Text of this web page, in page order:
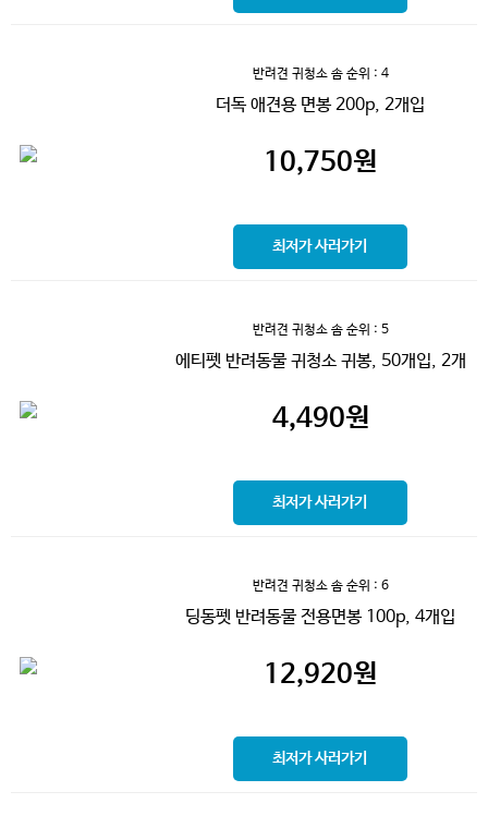
반려견 귀청소 솜순위 : 4
더독 애견용 면봉 200p, 2개입
10,750원
최저가 사러가기
반려견 귀청소 솜순위 : 5
에티펫 반려동물 귀청소 귀봉, 50개입, 2개
4,490원
최저가 사러가기
반려견 귀청소 솜순위 : 6
딩동펫 반려동물 전용면봉 100p, 4개입
12,920원
최저가 사러가기